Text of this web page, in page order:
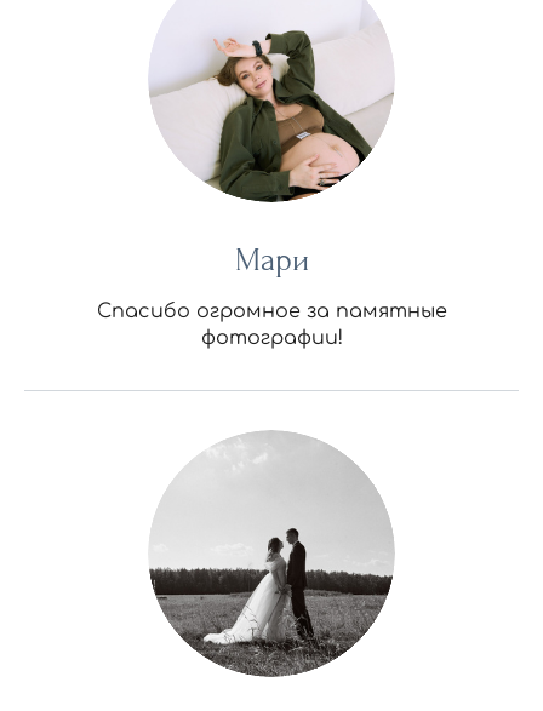
Мари
Спасибо огромное за памятные
фотографии!